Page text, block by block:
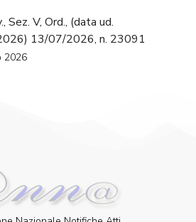
Sez. V, Ord., (data ud.
13/07/2026, n. 23091
2026